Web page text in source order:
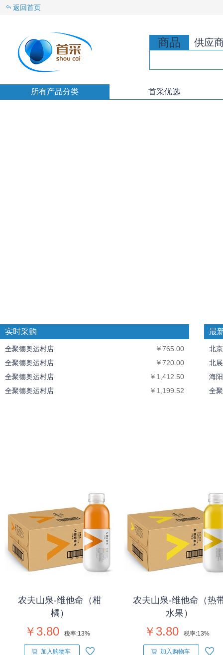
返回首页
商品 供应
所有产品分类 首采优选
实时采购
全聚德奥运村店
￥765.00
全聚德奥运村店
￥720.00
全聚德奥运村店
￥1,412.50
全聚德奥运村店
￥1,199.52
最
北
北
海
全
农夫山泉-维他命（柑
橘）
￥3.80 税率:13%
加入购物车
农夫山泉-维他命（热
水果）
￥3.80 税率:13%
加入购物车